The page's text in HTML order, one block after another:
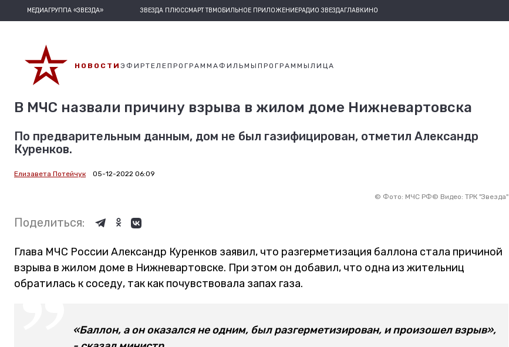
МЕДИАГРУППА «ЗВЕЗДА» ЗВЕЗДА ПЛЮССМАРТ ТВМОБИЛЬНОЕ ПРИЛОЖЕНИЕРАДИО ЗВЕЗДАГЛАВКИНО
НОВОСТИ ЭФИРТЕЛЕПРОГРАММАФИЛЬМЫ ПРОГРАММЫ ЛИЦА
В МЧС назвали причину взрыва в жилом доме Нижневартовска
По предварительным данным, дом не был газифицирован, отметил Александр
Куренков.
Елизавета Потейчук 05-12-2022 06:09
© Фото: МЧС РФ© Видео: ТРК "Звезда"
Поделиться:
Глава МЧС России Александр Куренков заявил, что разгерметизация баллона стала причиной
взрыва в жилом доме в Нижневартовске. При этом он добавил, что одна из жительниц
обратилась к соседу, так как почувствовала запах газа.
«Баллон, а он оказался не одним, был разгерметизирован, и произошел взрыв»,